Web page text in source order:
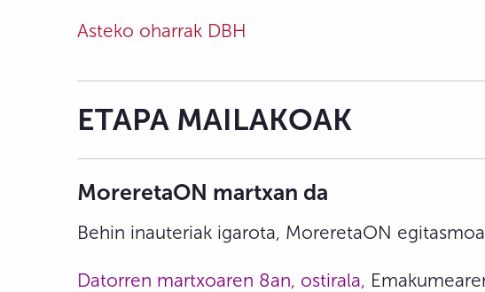
Asteko oharrak DBH
ETAPA MAILAKOAK
MoreretaON martxan da
Behin inauteriak igarota, MoreretaON
Datorren martxoaren 8an, ostirala,